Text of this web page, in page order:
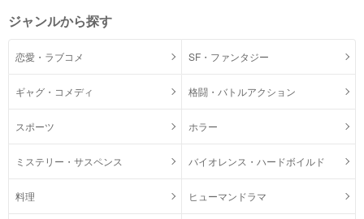
ジャンルから探す
恋愛・ラブコメ SF・ファンタジー
ギャグ・コメディ 格闘・バトルアクション
スポーツ ホラー
ミステリー・サスペンス バイオレンス・ハードボイルド
料理 ヒューマンドラマ